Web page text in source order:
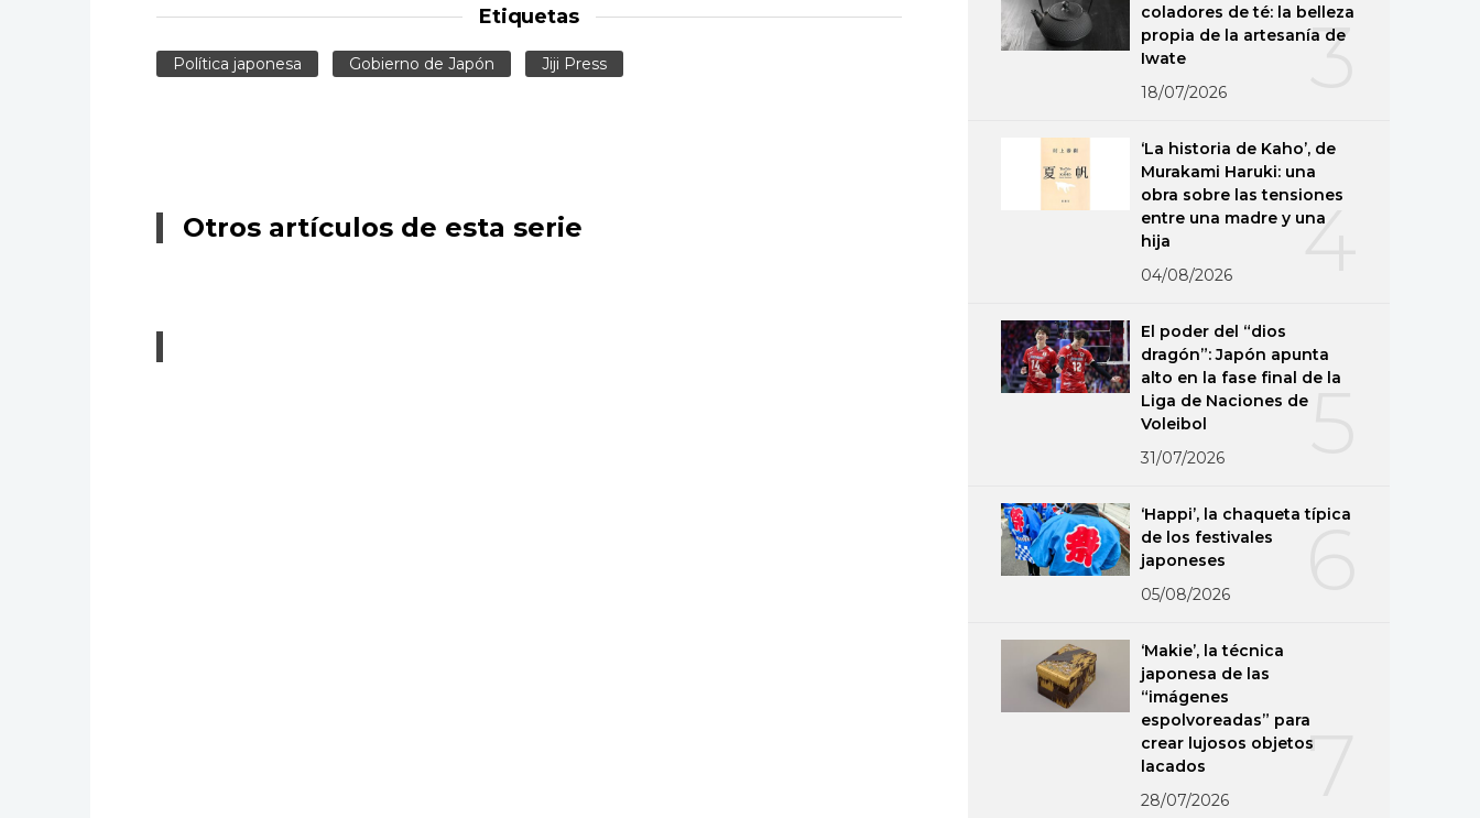
Etiquetas
Política japonesa Gobierno de Japón Jiji Press
Otros artículos de esta serie
3
coladores de té: la belleza
propia de la artesanía de
Iwate
18/07/2026
4
‘La historia de Kaho’, de
Murakami Haruki: una
obra sobre las tensiones
entre una madre y una
hija
04/08/2026
El poder del “dios
dragón”: Japón apunta
alto en la fase final de la
Liga de Naciones de
Voleibol
31/07/2026
6
‘Happi’, la chaqueta típica
de los festivales
japoneses
05/08/2026
7
‘Makie’, la técnica
japonesa de las
“imágenes
espolvoreadas” para
crear lujosos objetos
lacados
28/07/2026